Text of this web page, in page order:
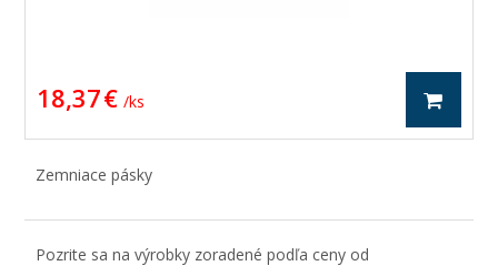
18,37 € / ks
Zemniace pásky
Pozrite sa na výrobky zoradené podľa ceny od